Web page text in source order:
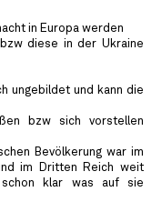
in Europa werden
diese in der Ukraine
ungebildet und kann die
bzw sich vorstellen
Bevölkerung war im
im Dritten Reich weit
klar was auf sie